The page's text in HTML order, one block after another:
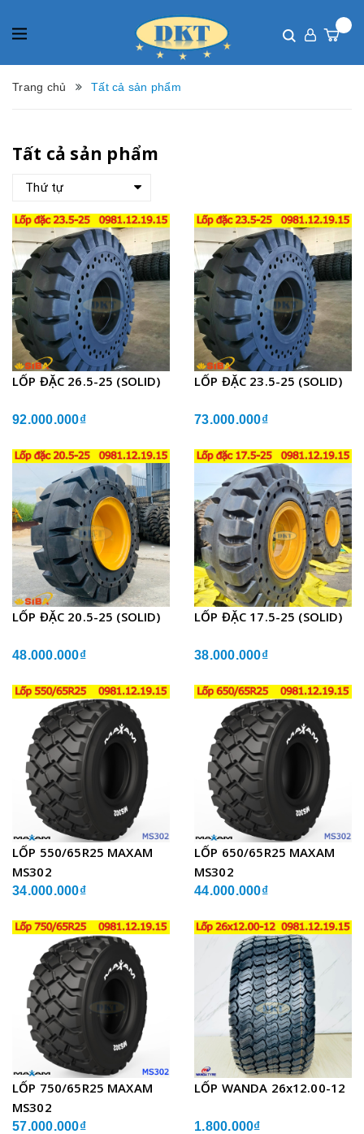
Trang chủ Tất cả sản phẩm
Tất cả sản phẩm
Thứ tự
LỐP ĐẶC 26.5-25 (SOLID)
92.000.000₫
LỐP ĐẶC 23.5-25 (SOLID)
73.000.000₫
LỐP ĐẶC 20.5-25 (SOLID)
48.000.000₫
LỐP ĐẶC 17.5-25 (SOLID)
38.000.000₫
LỐP 550/65R25 MAXAM
MS302
34.000.000₫
LỐP 650/65R25 MAXAM
MS302
44.000.000₫
LỐP 750/65R25 MAXAM
MS302
57.000.000₫
LỐP WANDA 26x12.00-12
1.800.000₫